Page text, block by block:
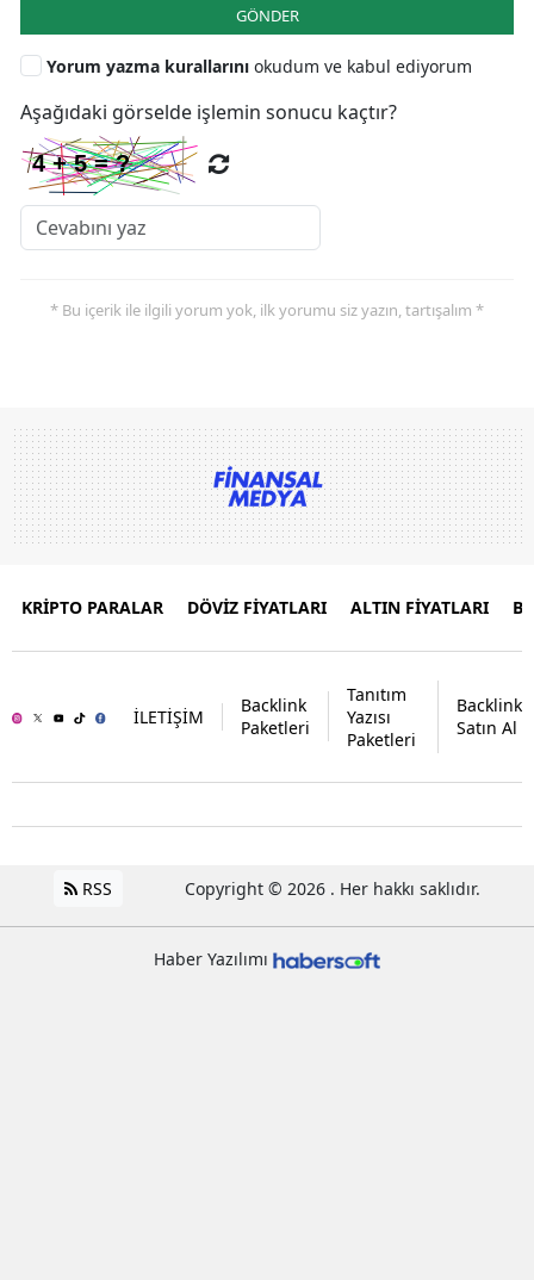
GÖNDER
Yorum yazma kurallarını okudum ve kabul ediyorum
Aşağıdaki görselde işlemin sonucu kaçtır?
* Bu içerik ile ilgili yorum yok, ilk yorumu siz yazın, tartışalım *
KRİPTO PARALAR DÖVİZ FİYATLARI ALTIN FİYATLARI
İLETİŞİM
Backlink
Paketleri
Tanıtım
Yazısı
Paketleri
Backlink
Satın Al
RSS Copyright © 2026 . Her hakkı saklıdır.
Haber Yazılımı